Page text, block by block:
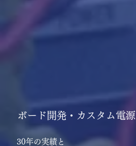
30年の実績と
ボード開発・カスタム電源